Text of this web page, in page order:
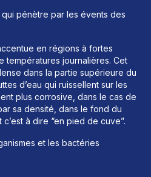
qui pénètre par les évents des
en régions à fortes
températures journalières. Cet
dans la partie supérieure du
d’eau qui ruissellent sur les
plus corrosive, dans le cas de
sa densité, dans le fond du
à dire “en pied de cuve”.
et les bactéries